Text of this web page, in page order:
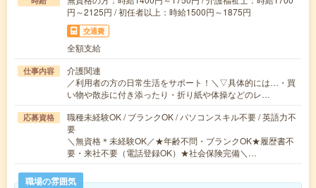
円～2125円 / 初任者以上：時給1500円～1875円
交通費
全額支給
仕事内容
介護関連
／利用者の方の日常生活をサポート！＼▽具体的には…・買
い物や散歩に付き添ったり・折り紙や体操などのレ…
応募資格
職種未経験OK / ブランクOK / パソコンスキル不要 / 英語力不
要
＼無資格＊未経験OK／★年齢不問・ブランクOK★履歴書不
要・来社不要（電話登録OK）★社会保険完備＼…
職場の雰囲気